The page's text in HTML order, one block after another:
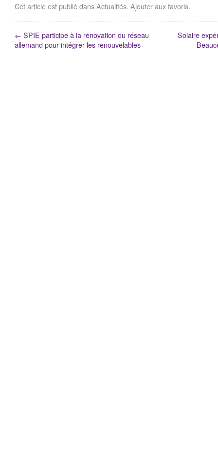
Cet article est publié dansActualités. Ajouter auxfavoris.
← SPIE participe à la rénovation du réseau
allemand pour intégrer les renouvelables
Solaire